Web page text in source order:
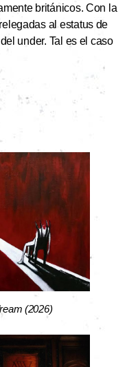
británicos. Con la
al estatus de
under. Tal es el caso
(2026)